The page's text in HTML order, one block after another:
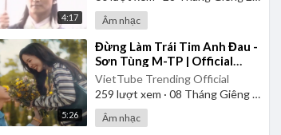
4:17 Âm nhạc
5:26
⁣Đừng Làm Trái Tim Anh Đau -
Sơn Tùng M-TP | Official
Music Video
VietTube Trending Official
259 lượt xem · 08 Tháng Giêng 2025
Âm nhạc